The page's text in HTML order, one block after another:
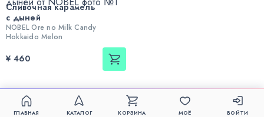
Сливочная карамель
с дыней
NOBEL Ore no Milk Candy
Hokkaido Melon
¥ 460
ГЛАВНАЯ КАТАЛОГ КОРЗИНА МОЁ ВОЙТИ